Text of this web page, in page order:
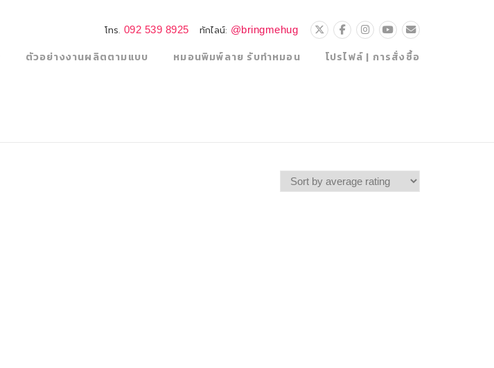
ทักไลน์: @bringmehug
โทร. 092 539 8925
ตัวอย่างงานผลิตตามแบบ หมอนพิมพ์ลาย รับทำหมอน โปรไฟล์ | การสั่งซื้อ